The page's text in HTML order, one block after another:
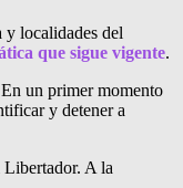
localidades del
que sigue vigente.
un primer momento
y detener a
Libertador. A la